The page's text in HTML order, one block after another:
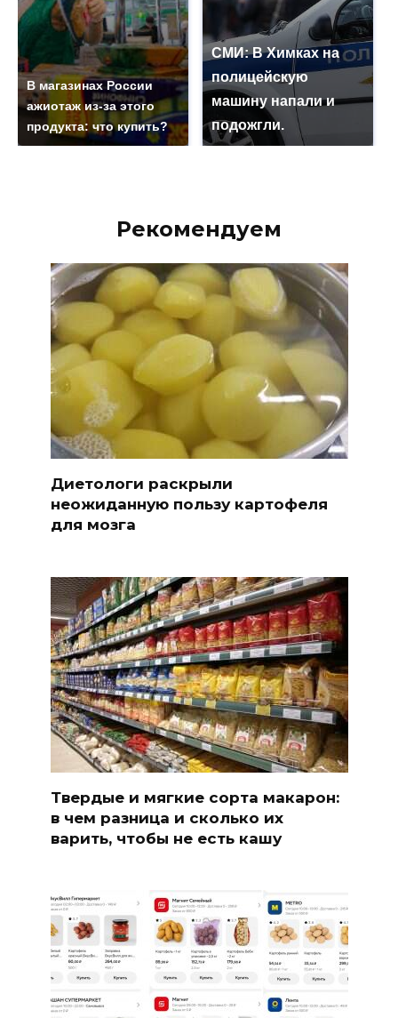
В магазинах России
ажиотаж из-за этого
продукта: что купить?
СМИ: В Химках на
полицейскую
машину напали и
подожгли.
Рекомендуем
Диетологи раскрыли
неожиданную пользу картофеля
для мозга
Твердые и мягкие сорта макарон:
в чем разница и сколько их
варить, чтобы не есть кашу